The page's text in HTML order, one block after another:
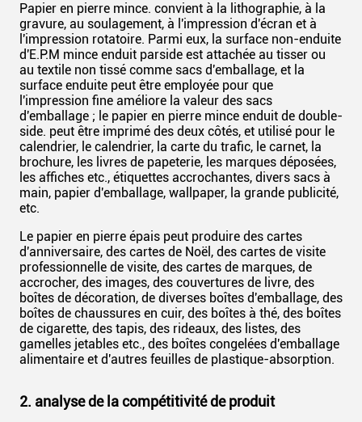
Papier en pierre mince. convient à la lithographie, à la
gravure, au soulagement, à l'impression d'écran et à
l'impression rotatoire. Parmi eux, la surface non-enduite
d'E.P.M mince enduit parside est attachée au tisser ou
au textile non tissé comme sacs d'emballage, et la
surface enduite peut être employée pour que
l'impression fine améliore la valeur des sacs
d'emballage ; le papier en pierre mince enduit de double-
side. peut être imprimé des deux côtés, et utilisé pour le
calendrier, le calendrier, la carte du trafic, le carnet, la
brochure, les livres de papeterie, les marques déposées,
les affiches etc., étiquettes accrochantes, divers sacs à
main, papier d'emballage, wallpaper, la grande publicité,
etc.
Le papier en pierre épais peut produire des cartes
d'anniversaire, des cartes de Noël, des cartes de visite
professionnelle de visite, des cartes de marques, de
accrocher, des images, des couvertures de livre, des
boîtes de décoration, de diverses boîtes d'emballage, des
boîtes de chaussures en cuir, des boîtes à thé, des boîtes
de cigarette, des tapis, des rideaux, des listes, des
gamelles jetables etc., des boîtes congelées d'emballage
alimentaire et d'autres feuilles de plastique-absorption.
2. analyse de la compétitivité de produit